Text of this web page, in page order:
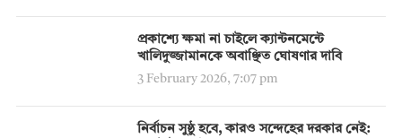
প্রকাশ্যে ক্ষমা না চাইলে ক্যান্টনমেন্টে
খালিদুজ্জামানকে অবাঞ্ছিত ঘোষণার দাবি
3 February 2026, 7:07 pm
নির্বাচন সুষ্ঠু হবে, কারও সন্দেহের দরকার নেই: